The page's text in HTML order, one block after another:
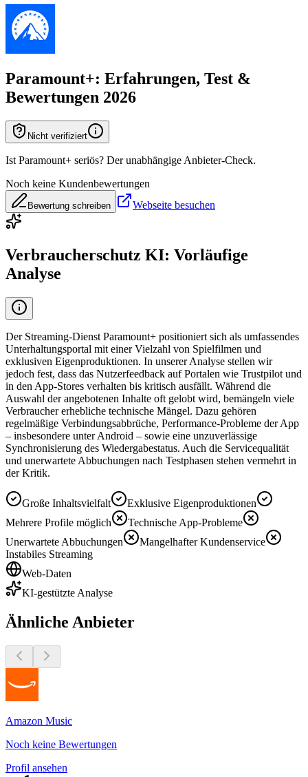
Paramount+: Erfahrungen, Test &
Bewertungen 2026
Nicht verifiziert
Ist Paramount+ seriös? Der unabhängige Anbieter-Check.
Noch keine Kundenbewertungen
Bewertung schreiben Webseite besuchen
Verbraucherschutz KI: Vorläufige
Analyse
Der Streaming-Dienst Paramount+ positioniert sich als umfassendes
Unterhaltungsportal mit einer Vielzahl von Spielfilmen und
exklusiven Eigenproduktionen. In unserer Analyse stellen wir
jedoch fest, dass das Nutzerfeedback auf Portalen wie Trustpilot und
in den App-Stores verhalten bis kritisch ausfällt. Während die
Auswahl der angebotenen Inhalte oft gelobt wird, bemängeln viele
Verbraucher erhebliche technische Mängel. Dazu gehören
regelmäßige Verbindungsabbrüche, Performance-Probleme der App
– insbesondere unter Android – sowie eine unzuverlässige
Synchronisierung des Wiedergabestatus. Auch die Servicequalität
und unerwartete Abbuchungen nach Testphasen stehen vermehrt in
der Kritik.
Große Inhaltsvielfalt
Exklusive Eigenproduktionen
Mehrere Profile möglich
Technische App-Probleme
Unerwartete Abbuchungen
Mangelhafter Kundenservice
Instabiles Streaming
Web-Daten
KI-gestützte Analyse
Ähnliche Anbieter
Amazon Music
Noch keine Bewertungen
Profil ansehen